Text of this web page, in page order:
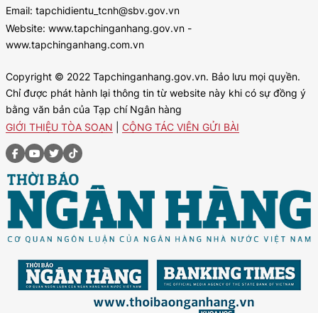
Email: tapchidientu_tcnh@sbv.gov.vn
Website: www.tapchinganhang.gov.vn -
www.tapchinganhang.com.vn
Copyright © 2022 Tapchinganhang.gov.vn. Bảo lưu mọi quyền.
Chỉ được phát hành lại thông tin từ website này khi có sự đồng ý
bằng văn bản của Tạp chí Ngân hàng
GIỚI THIỆU TÒA SOẠN
CỘNG TÁC VIÊN GỬI BÀI